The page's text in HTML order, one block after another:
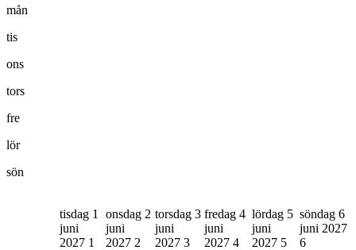
mån
tis
ons
tors
fre
lör
sön
tisdag 1
juni
2027 1
onsdag 2
juni
2027 2
torsdag 3
juni
2027 3
fredag 4
juni
2027 4
lördag 5
juni
2027 5
söndag 6
juni 2027
6